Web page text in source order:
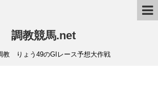
調教競馬.net
教 りょう49のGIレース予想大作戦